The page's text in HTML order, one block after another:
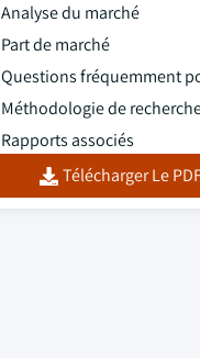
Analyse du marché
Part de marché
Questions fréquemment
Méthodologie de
Rapports associés
Télécharger Le